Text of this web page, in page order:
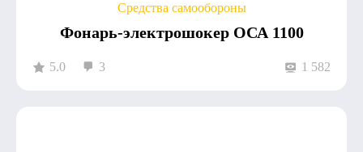
Средства самообороны
Фонарь-электрошокер ОСА 1100
5.0 3 1 582